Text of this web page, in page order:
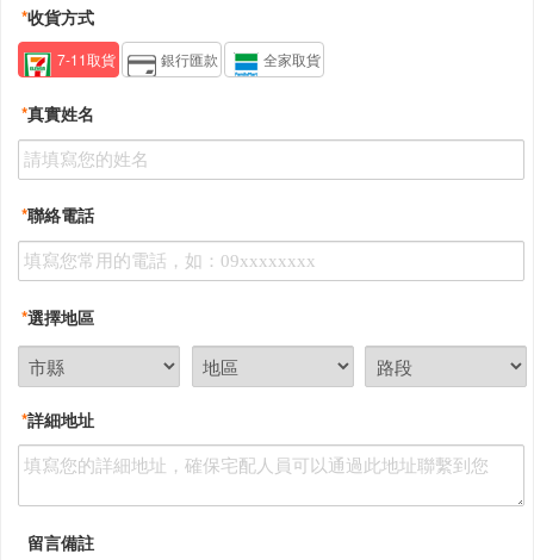
收貨方式
*
7-11取貨 銀行匯款 全家取貨
真實姓名
*
聯絡電話
*
選擇地區
*
詳細地址
*
留言備註